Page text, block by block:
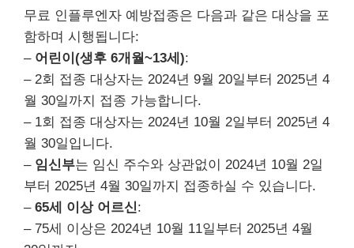
무료 인플루엔자 예방접종은 다음과 같은 대상을 포
함하며 시행됩니다:
– 어린이(생후 6개월~13세):
– 2회 접종 대상자는 2024년 9월 20일부터 2025년 4
월 30일까지 접종 가능합니다.
– 1회 접종 대상자는 2024년 10월 2일부터 2025년 4
월 30일입니다.
– 임신부는 임신 주수와 상관없이 2024년 10월 2일
부터 2025년 4월 30일까지 접종하실 수 있습니다.
– 65세 이상 어르신:
– 75세 이상은 2024년 10월 11일부터 2025년 4월